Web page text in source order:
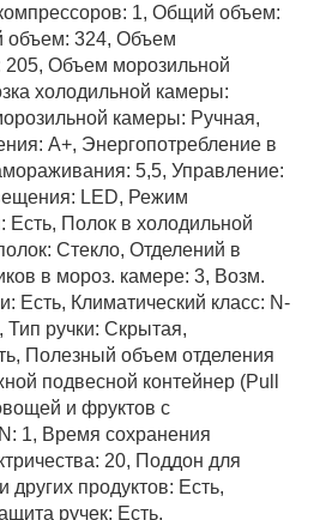
1, Общий объем:
объем: 324, Объем
Объем морозильной
холодильной камеры:
камеры: Ручная,
А+, Энергопотребление в
5,5, Управление:
LED, Режим
Есть, Полок в холодильной
Стекло, Отделений в
в мороз. камере: 3, Возм.
Есть, Климатический класс: N-
ручки: Скрытая,
Полезный объем отделения
подвесной контейнер (Pull
и фруктов с
1, Время сохранения
20, Поддон для
продуктов: Есть,
ручек: Есть,